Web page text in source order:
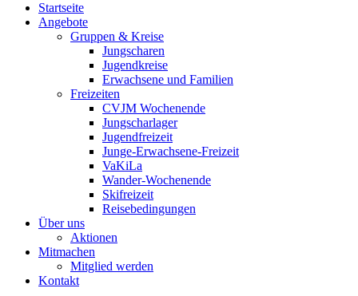
Startseite
Angebote
Gruppen & Kreise
Jungscharen
Jugendkreise
Erwachsene und Familien
Freizeiten
CVJM Wochenende
Jungscharlager
Jugendfreizeit
Junge-Erwachsene-Freizeit
VaKiLa
Wander-Wochenende
Skifreizeit
Reisebedingungen
Über uns
Aktionen
Mitmachen
Mitglied werden
Kontakt